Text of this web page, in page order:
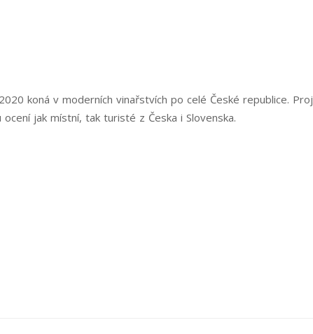
koná v moderních vinařstvích po celé České republice.
jak místní, tak turisté z Česka i Slovenska.